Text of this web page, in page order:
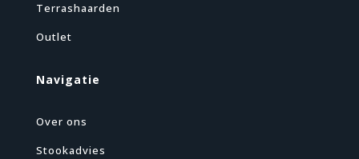
Terrashaarden
Outlet
Navigatie
Over ons
Stookadvies